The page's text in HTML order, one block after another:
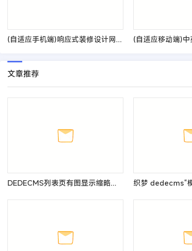
(自适应手机端)响应式装修设计网站模板 装修装潢公司网站源码
文章推荐
DEDECMS列表页有图显示缩略图,无图片不显示的方法